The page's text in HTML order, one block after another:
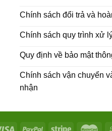
Chính sách đổi trả và
Chính sách quy trình xử
Quy định về bảo mật
Chính sách vận chuyển
nhận